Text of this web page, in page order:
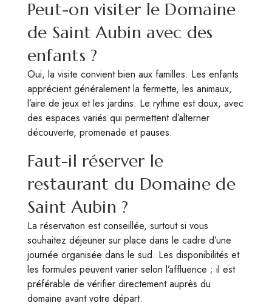
Peut-on visiter le Domaine
de Saint Aubin avec des
enfants ?
Oui, la visite convient bien aux familles. Les enfants
apprécient généralement la fermette, les animaux,
l’aire de jeux et les jardins. Le rythme est doux, avec
des espaces variés qui permettent d’alterner
découverte, promenade et pauses.
Faut-il réserver le
restaurant du Domaine de
Saint Aubin ?
La réservation est conseillée, surtout si vous
souhaitez déjeuner sur place dans le cadre d’une
journée organisée dans le sud. Les disponibilités et
les formules peuvent varier selon l’affluence ; il est
préférable de vérifier directement auprès du
domaine avant votre départ.